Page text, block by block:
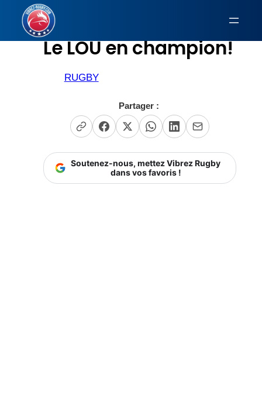
Aller
contenu Le LOU en champion!
RUGBY
Partager :
Soutenez-nous, mettez Vibrez Rugby
dans vos favoris !